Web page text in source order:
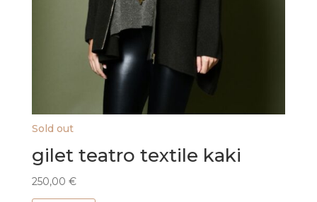
Sold out
gilet teatro textile kaki
250,00 €